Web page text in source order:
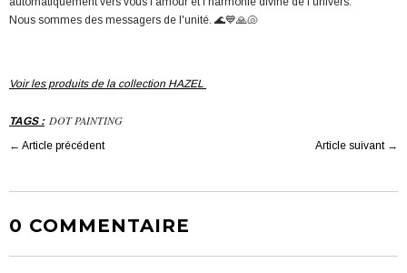
Nous sommes des messagers de l'unité. 🌊💙🙏🐚
Voir les produits de la collection HAZEL
TAGS : DOT PAINTING
← Article précédent Article suivant→
0 COMMENTAIRE